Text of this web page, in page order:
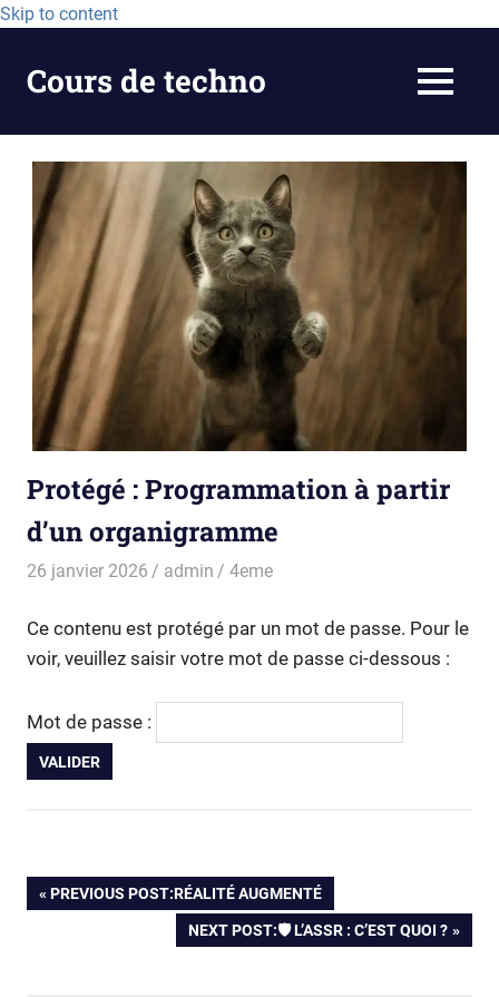
Skip to content
Cours de techno
Protégé : Programmation à partir
d’un organigramme
26 janvier 2026 admin 4eme
Ce contenu est protégé par un mot de passe. Pour le
voir, veuillez saisir votre mot de passe ci-dessous :
Mot de passe :
Navigation
PREVIOUS POST:RÉALITÉ AUGMENTÉ
NEXT POST:🛡️ L’ASSR : C’EST QUOI ?